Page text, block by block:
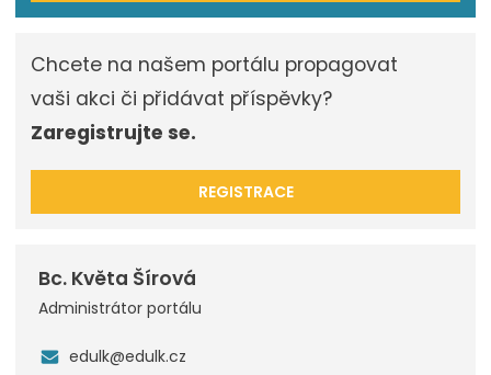
Chcete na našem portálu propagovat
vaši akci či přidávat příspěvky?
Zaregistrujte se.
REGISTRACE
Bc. Květa Šírová
Administrátor portálu
edulk@edulk.cz